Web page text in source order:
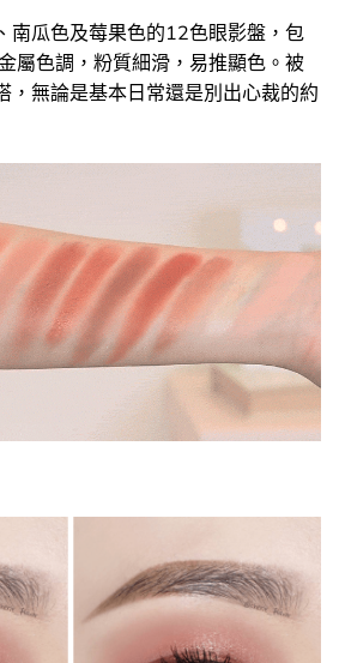
南瓜色及莓果色的12色眼影盤，包
屬色調，粉質細滑，易推顯色。被
，無論是基本日常還是別出心裁的約